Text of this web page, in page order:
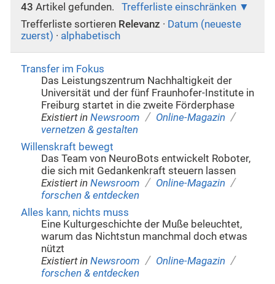
43 Artikel gefunden.
Trefferliste einschränken
Trefferliste sortieren Relevanz · Datum (neueste
zuerst) · alphabetisch
Transfer im Fokus
Das Leistungszentrum Nachhaltigkeit der
Universität und der fünf Fraunhofer-Institute in
Freiburg startet in die zweite Förderphase
Existiert in Newsroom / Online-Magazin /
vernetzen & gestalten
Willenskraft bewegt
Das Team von NeuroBots entwickelt Roboter,
die sich mit Gedankenkraft steuern lassen
Existiert in Newsroom / Online-Magazin /
forschen & entdecken
Alles kann, nichts muss
Eine Kulturgeschichte der Muße beleuchtet,
warum das Nichtstun manchmal doch etwas
nützt
Existiert in Newsroom / Online-Magazin /
forschen & entdecken